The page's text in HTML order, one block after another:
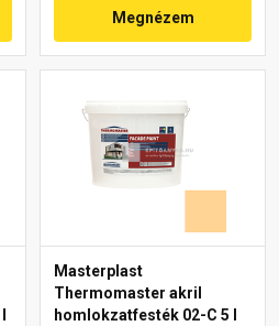
Megnézem
Masterplast
Thermomaster akril
homlokzatfesték 02-C 5 l